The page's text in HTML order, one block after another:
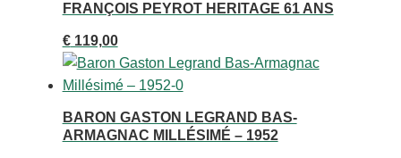
FRANÇOIS PEYROT HERITAGE 61 ANS
€119,00
BARON GASTON LEGRAND BAS-
ARMAGNAC MILLÉSIMÉ – 1952